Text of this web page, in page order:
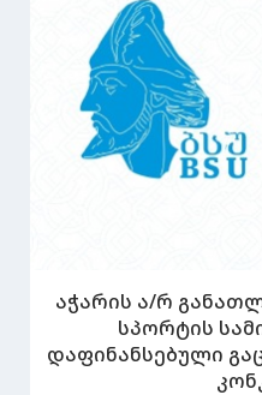
აჭარის ა/რ
სპორტის
დაფინანსებული